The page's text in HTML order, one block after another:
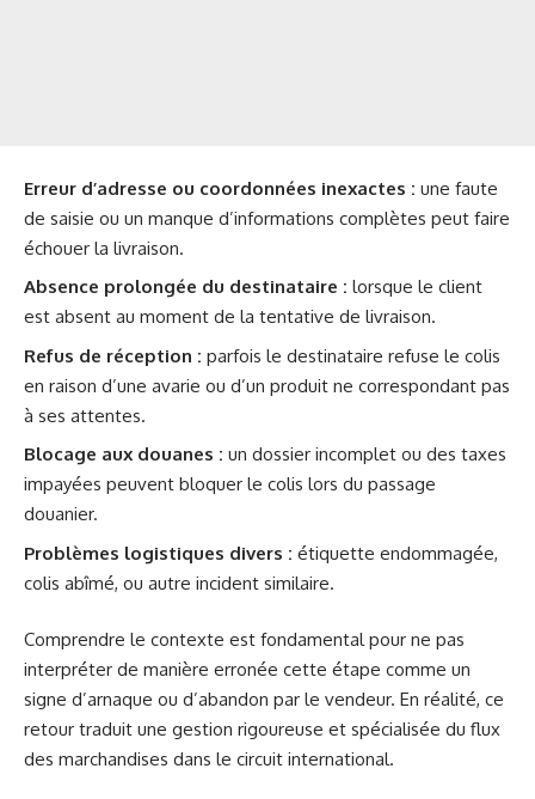
Erreur d’adresse ou coordonnées inexactes : une faute
de saisie ou un manque d’informations complètes peut faire
échouer la livraison.
Absence prolongée du destinataire : lorsque le client
est absent au moment de la tentative de livraison.
Refus de réception : parfois le destinataire refuse le colis
en raison d’une avarie ou d’un produit ne correspondant pas
à ses attentes.
Blocage aux douanes : un dossier incomplet ou des taxes
impayées peuvent bloquer le colis lors du passage
douanier.
Problèmes logistiques divers : étiquette endommagée,
colis abîmé, ou autre incident similaire.
Comprendre le contexte est fondamental pour ne pas
interpréter de manière erronée cette étape comme un
signe d’arnaque ou d’abandon par le vendeur. En réalité, ce
retour traduit une gestion rigoureuse et spécialisée du flux
des marchandises dans le circuit international.